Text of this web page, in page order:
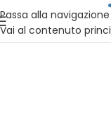
Passa alla navigazione
Vai al contenuto
Vuoi